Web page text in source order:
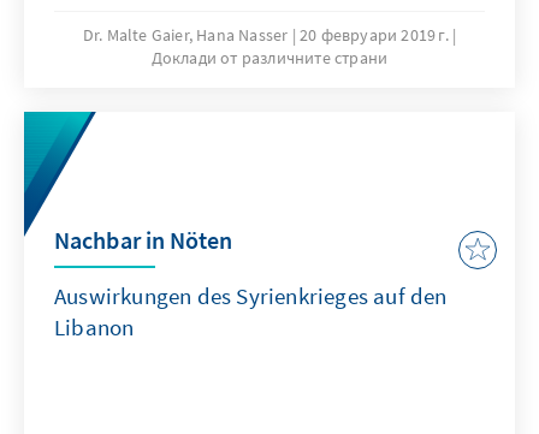
Zweiten Weltkrieg wurde durch den syrischen
Bürgerkrieg ausgelöst, durch den bis Anfang
vertrieben wurden,2 von denen 5,6 Millionen
Zuflucht in Nachbarländern fanden.3
Dr. Malte Gaier, Hana Nasser 20 февруари 2019 г.
Доклади от различните страни
Nachbar in Nöten
Auswirkungen des Syrienkrieges auf den
Libanon